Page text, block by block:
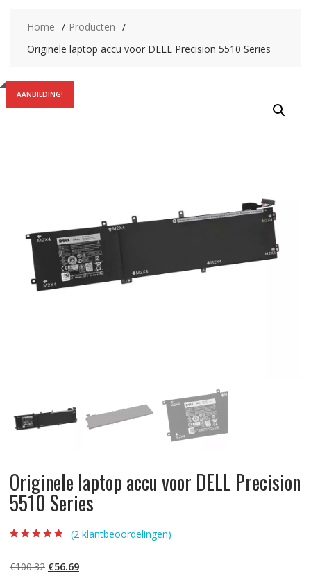
Home
Producten
Originele laptop accu voor DELL Precision 5510 Series
AANBIEDING!
Originele laptop accu voor DELL Precision
5510 Series
gebaseerd op
klantbeoordelin
(2 klantbeoordelingen)
€100.32 Oorspronkelijke
€56.69Huidige